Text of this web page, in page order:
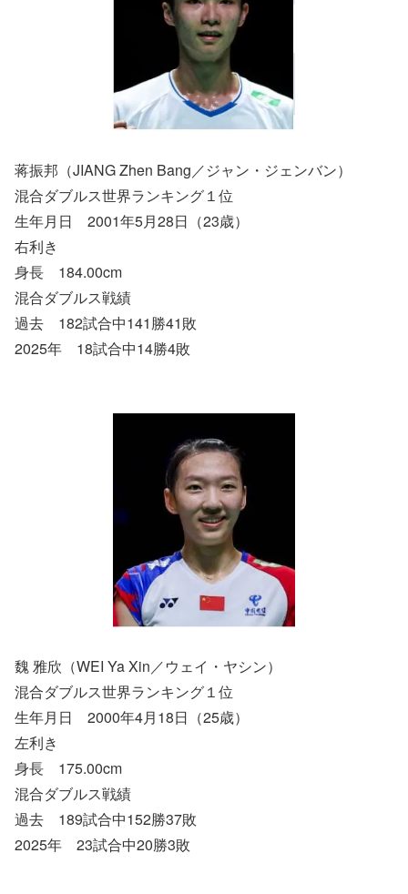
蒋振邦（JIANG Zhen Bang／ジャン・ジェンバン）
混合ダブルス世界ランキング１位
生年月日 2001年5月28日（23歳）
右利き
身長 184.00cm
混合ダブルス戦績
過去 182試合中141勝41敗
2025年 18試合中14勝4敗
魏 雅欣（WEI Ya Xin／ウェイ・ヤシン）
混合ダブルス世界ランキング１位
生年月日 2000年4月18日（25歳）
左利き
身長 175.00cm
混合ダブルス戦績
過去 189試合中152勝37敗
2025年 23試合中20勝3敗